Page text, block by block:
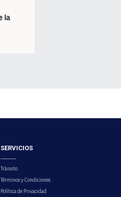
la
SERVICIOS
Tránsito
Términos y Condiciones
Política de Privacidad